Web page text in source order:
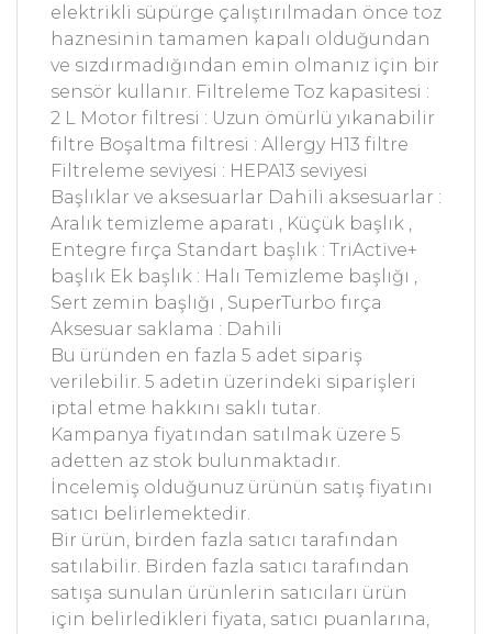
elektrikli süpürge çalıştırılmadan önce toz
haznesinin tamamen kapalı olduğundan
ve sızdırmadığından emin olmanız için bir
sensör kullanır. Filtreleme Toz kapasitesi :
2 L Motor filtresi : Uzun ömürlü yıkanabilir
filtre Boşaltma filtresi : Allergy H13 filtre
Filtreleme seviyesi : HEPA13 seviyesi
Başlıklar ve aksesuarlar Dahili aksesuarlar :
Aralık temizleme aparatı , Küçük başlık ,
Entegre fırça Standart başlık : TriActive+
başlık Ek başlık : Halı Temizleme başlığı ,
Sert zemin başlığı , SuperTurbo fırça
Aksesuar saklama : Dahili
Bu üründen en fazla 5 adet sipariş
verilebilir. 5 adetin üzerindeki siparişleri
iptal etme hakkını saklı tutar.
Kampanya fiyatından satılmak üzere 5
adetten az stok bulunmaktadır.
İncelemiş olduğunuz ürünün satış fiyatını
satıcı belirlemektedir.
Bir ürün, birden fazla satıcı tarafından
satılabilir. Birden fazla satıcı tarafından
satışa sunulan ürünlerin satıcıları ürün
için belirledikleri fiyata, satıcı puanlarına,